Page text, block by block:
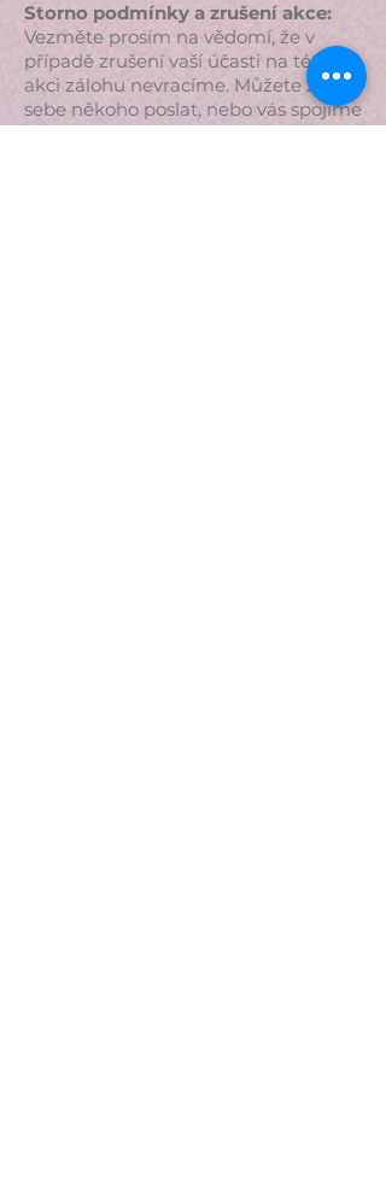
Storno podmínky a zrušení akce:
Vezměte prosím na vědomí, že v
případě zrušení vaší účasti na této
akci zálohu nevracíme. Můžete za
sebe někoho poslat, nebo vás spojíme
s náhradníkem.